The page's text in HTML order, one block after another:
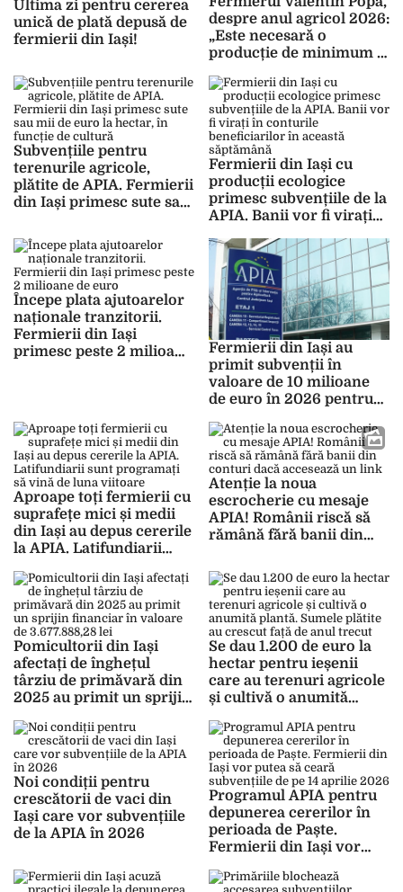
Ultima zi pentru cererea
unică de plată depusă de
fermierii din Iași!
despre anul agricol 2026:
„Este necesară o
producție de minimum 6
bune”
Subvențiile pentru
terenurile agricole,
plătite de APIA. Fermierii
din Iași primesc sute sau
funcție de cultură
Fermierii din Iași cu
producții ecologice
primesc subvențiile de la
APIA. Banii vor fi virați
beneficiarilor în această
săptămână
Începe plata ajutoarelor
naționale tranzitorii.
Fermierii din Iași
primesc peste 2 milioane
Fermierii din Iași au
primit subvenții în
valoare de 10 milioane
de euro în 2026 pentru
zootehnic. Noi plăți ar
trebui făcute în luna mai
Aproape toți fermierii cu
suprafețe mici și medii
din Iași au depus cererile
la APIA. Latifundiarii
de luna viitoare
Atenție la noua
escrocherie cu mesaje
APIA! Românii riscă să
rămână fără banii din
un link
Pomicultorii din Iași
afectați de înghețul
târziu de primăvară din
2025 au primit un sprijin
3.677.888,28 lei
Se dau 1.200 de euro la
hectar pentru ieșenii
care au terenuri agricole
și cultivă o anumită
crescut față de anul
trecut
Noi condiții pentru
crescătorii de vaci din
Iași care vor subvențiile
de la APIA în 2026
Programul APIA pentru
depunerea cererilor în
perioada de Paște.
Fermierii din Iași vor
subvențiile de pe 14